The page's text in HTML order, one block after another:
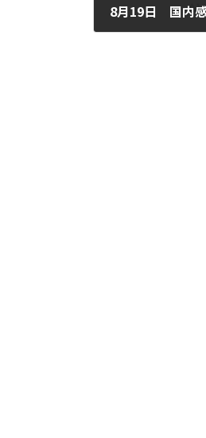
8月19日 国内